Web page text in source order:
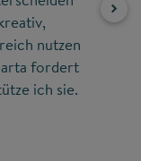
nutzen
fordert
ich sie.